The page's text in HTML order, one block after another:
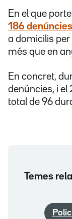
En el que
186
a domicilis
més que en
En concret,
denúncies, i el
total de 96
Temes